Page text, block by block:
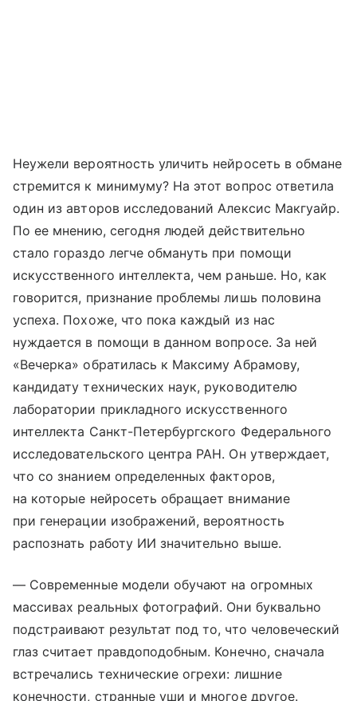
Неужели вероятность уличить нейросеть в обмане
стремится к минимуму? На этот вопрос ответила
один из авторов исследований Алексис Макгуайр.
По ее мнению, сегодня людей действительно
стало гораздо легче обмануть при помощи
искусственного интеллекта, чем раньше. Но, как
говорится, признание проблемы лишь половина
успеха. Похоже, что пока каждый из нас
нуждается в помощи в данном вопросе. За ней
«Вечерка» обратилась к Максиму Абрамову,
кандидату технических наук, руководителю
лаборатории прикладного искусственного
интеллекта Санкт-Петербургского Федерального
исследовательского центра РАН. Он утверждает,
что со знанием определенных факторов,
на которые нейросеть обращает внимание
при генерации изображений, вероятность
распознать работу ИИ значительно выше.
— Современные модели обучают на огромных
массивах реальных фотографий. Они буквально
подстраивают результат под то, что человеческий
глаз считает правдоподобным. Конечно, сначала
встречались технические огрехи: лишние
конечности, странные уши и многое другое.